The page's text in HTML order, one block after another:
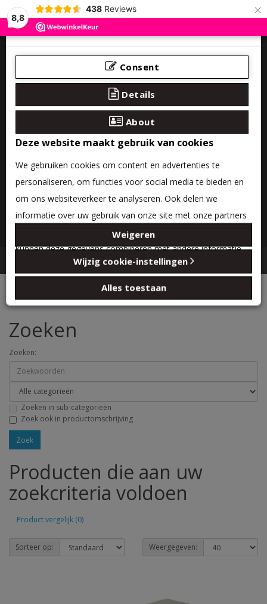
8,8
438 Reviews ×
0 product(en) - €0,00
Zoeken
Zoeken:
Zoeken in sub-categorieën
Zoek ook in productomschrijving
Producten die aan uw
zoekcriteria voldoen
Product vergelijk (0)
Sorteer op: Weergegeven:
Consent
Details
About
Deze website maakt gebruik van cookies
We gebruiken cookies om content en advertenties te
personaliseren, om functies voor social media te bieden en
om ons websiteverkeer te analyseren. Ook delen we
informatie over uw gebruik van onze site met onze partners
voor social media, adverteren en analyse. Deze partners
kunnen deze gegevens combineren met andere informatie
die u aan ze heeft verstrekt of die ze hebben verzameld op
basis van uw gebruik van hun services.
Weigeren
Wijzig cookie-instellingen
Alles toestaan